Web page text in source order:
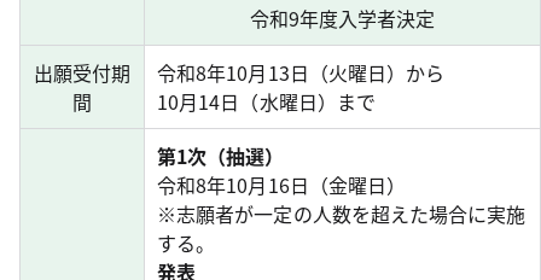
令和9年度入学者決定
出願受付期
間
令和8年10月13日（火曜日）から
10月14日（水曜日）まで
第1次（抽選）
令和8年10月16日（金曜日）
※志願者が一定の人数を超えた場合に実施
する。
発表